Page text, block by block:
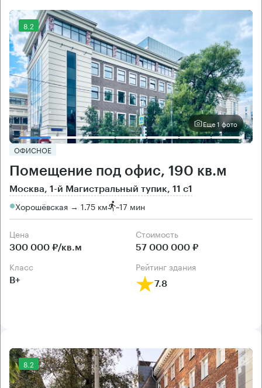
8.2
Еще 1 фото
ОФИСНОЕ
Помещение под офис, 190 кв.м
Москва, 1-й Магистральный тупик, 11 с1
Хорошёвская → 1.75 км ~17 мин
Цена
300 000 ₽/кв.м
Cтоимость
57 000 000 ₽
класс
B+
рейтинг здания
7.8
8.2